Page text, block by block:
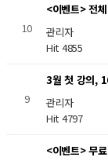
10
<이벤트> 전
관리자
Hit
9
3월 첫 강의,
관리자
Hit
<이벤트> 무